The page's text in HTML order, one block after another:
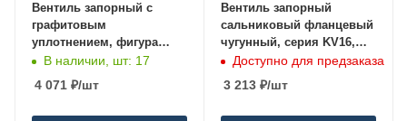
Вентиль запорный с
графитовым
уплотнением, фигура
215A, Zetkama 15
В наличии, шт: 17
4 071 ₽/шт
Вентиль запорный
сальниковый фланцевый
чугунный, серия KV16,
ГРАНВЕНТ BO02B102828
Доступно для предзаказа
3 213 ₽/шт